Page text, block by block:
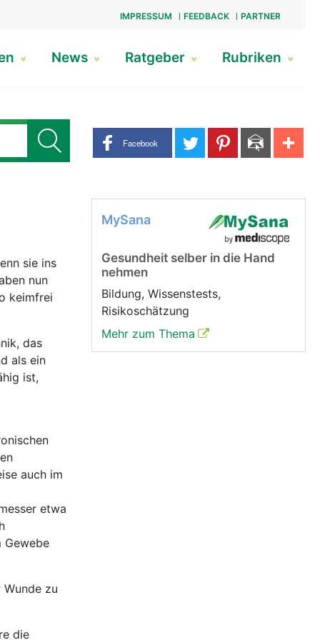
IMPRESSUM FEEDBACK PARTNER
News Ratgeber Rubriken
Share buttons
Facebook
sie ins
nun
keimfrei
das
als ein
ist,
auch im
etwa
Gewebe
zu
die
MySana
Gesundheit selber in die Hand
nehmen
Bildung, Wissenstests,
Risikoschätzung
Mehr zum Thema